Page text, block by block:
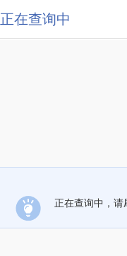
正在查询中
正在查询中，请